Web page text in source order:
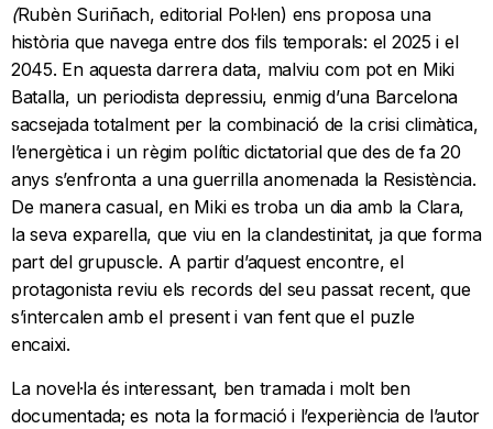
(Rubèn Suriñach, editorial Pol·len) ens proposa una
història que navega entre dos fils temporals: el 2025 i el
2045. En aquesta darrera data, malviu com pot en Miki
Batalla, un periodista depressiu, enmig d’una Barcelona
sacsejada totalment per la combinació de la crisi climàtica,
l’energètica i un règim polític dictatorial que des de fa 20
anys s’enfronta a una guerrilla anomenada la Resistència.
De manera casual, en Miki es troba un dia amb la Clara,
la seva exparella, que viu en la clandestinitat, ja que forma
part del grupuscle. A partir d’aquest encontre, el
protagonista reviu els records del seu passat recent, que
s’intercalen amb el present i van fent que el puzle
encaixi.
La novel·la és interessant, ben tramada i molt ben
documentada; es nota la formació i l’experiència de l’autor